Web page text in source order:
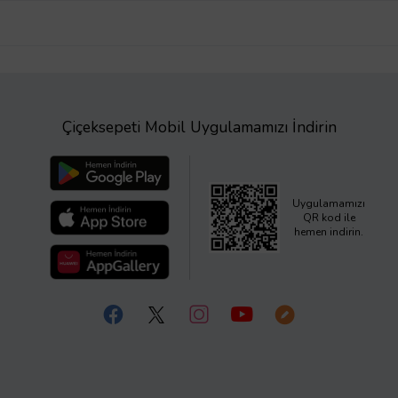
Çiçeksepeti Mobil Uygulamamızı İndirin
Uygulamamızı
QR kod ile
hemen indirin.